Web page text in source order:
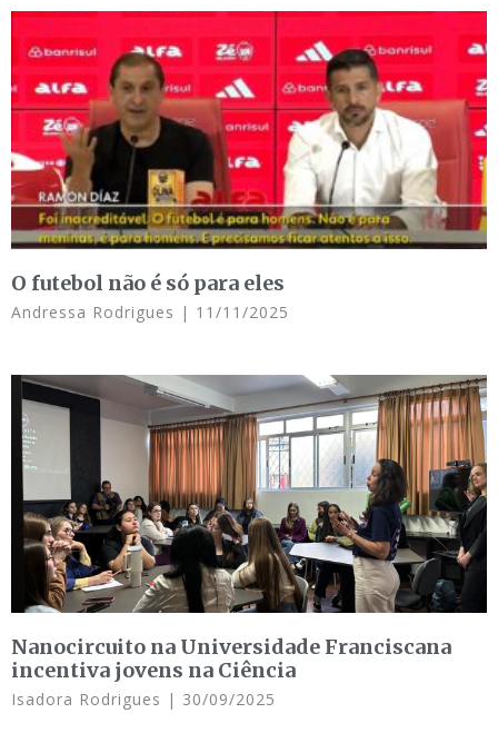
O futebol não é só para eles
Andressa Rodrigues 11/11/2025
Nanocircuito na Universidade Franciscana
incentiva jovens na Ciência
Isadora Rodrigues 30/09/2025